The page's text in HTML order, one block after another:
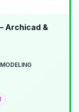
Archicad &
1